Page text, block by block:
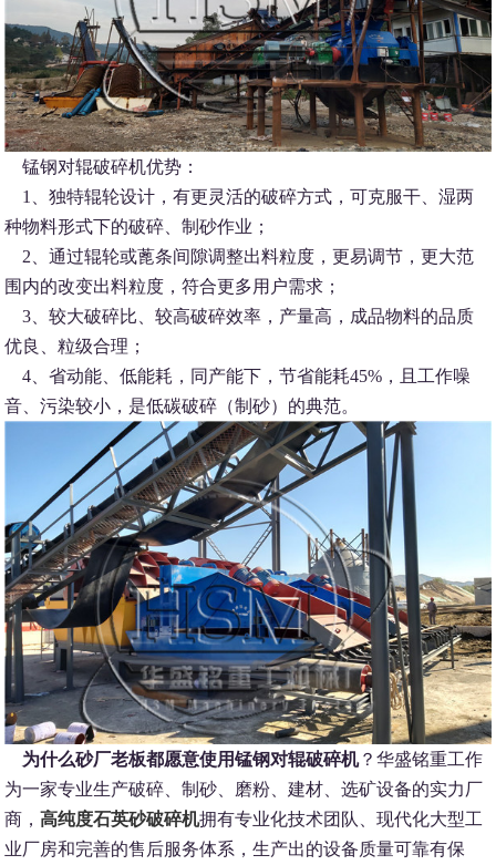
锰钢对辊破碎机优势：
1、独特辊轮设计，有更灵活的破碎方式，可克服干、湿两
种物料形式下的破碎、制砂作业；
2、通过辊轮或蓖条间隙调整出料粒度，更易调节，更大范
围内的改变出料粒度，符合更多用户需求；
3、较大破碎比、较高破碎效率，产量高，成品物料的品质
优良、粒级合理；
4、省动能、低能耗，同产能下，节省能耗45%，且工作噪
音、污染较小，是低碳破碎（制砂）的典范。
为什么砂厂老板都愿意使用锰钢对辊破碎机？华盛铭重工作
为一家专业生产破碎、制砂、磨粉、建材、选矿设备的实力厂
商， 高纯度石英砂破碎机拥有专业化技术团队、现代化大型工
业厂房和完善的售后服务体系，生产出的设备质量可靠有保